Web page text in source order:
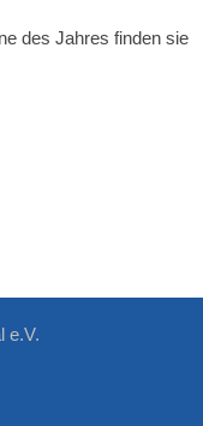
des Jahres finden sie
e.V.